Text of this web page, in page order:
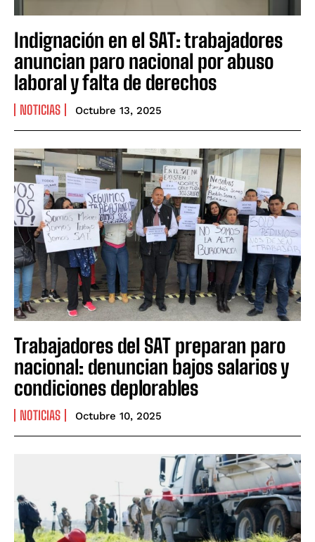
Indignación en el SAT: trabajadores
anuncian paro nacional por abuso
laboral y falta de derechos
NOTICIAS Octubre 13, 2025
Trabajadores del SAT preparan paro
nacional: denuncian bajos salarios y
condiciones deplorables
NOTICIAS Octubre 10, 2025